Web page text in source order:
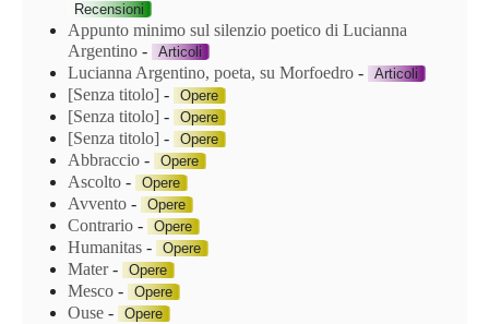
Recensioni
Appunto minimo sul silenzio poetico di Lucianna
Argentino - Articoli
Lucianna Argentino, poeta, su Morfoedro - Articoli
[Senza titolo] - Opere
[Senza titolo] - Opere
[Senza titolo] - Opere
Abbraccio - Opere
Ascolto - Opere
Avvento - Opere
Contrario - Opere
Humanitas - Opere
Mater- Opere
Mesco - Opere
Ouse - Opere